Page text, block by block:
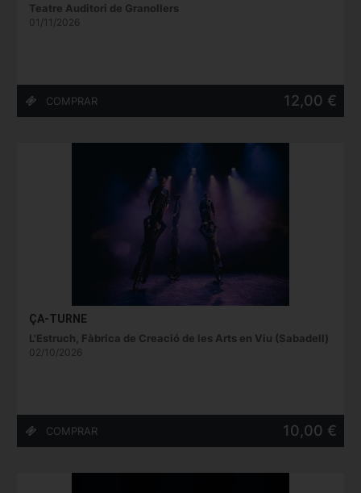
Teatre Auditori de Granollers
01/11/2026
12,00 €
ÇA-TURNE
L'Estruch, Fàbrica de Creació de les Arts en Viu (Sabadell)
02/10/2026
10,00 €